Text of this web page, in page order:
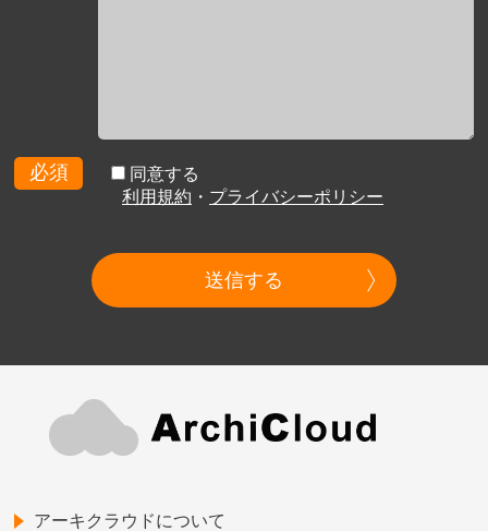
必須
同意する
利用規約 ・ プライバシーポリシー
送信する
アーキクラウドについて